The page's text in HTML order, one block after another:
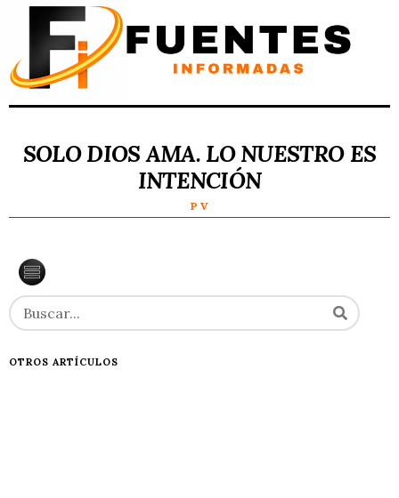
SOLO DIOS AMA. LO NUESTRO ES
INTENCIÓN
P V
OTROS ARTÍCULOS